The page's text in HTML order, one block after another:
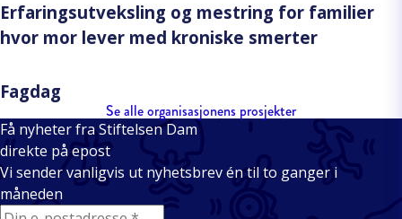
Erfaringsutveksling og mestring for familier
hvor mor lever med kroniske smerter
Fagdag
Se alle organisasjonens prosjekter
Få nyheter fra Stiftelsen Dam
direkte på epost
Vi sender vanligvis ut nyhetsbrev én til to ganger i
måneden
E-mail